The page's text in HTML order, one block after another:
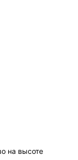
на высоте